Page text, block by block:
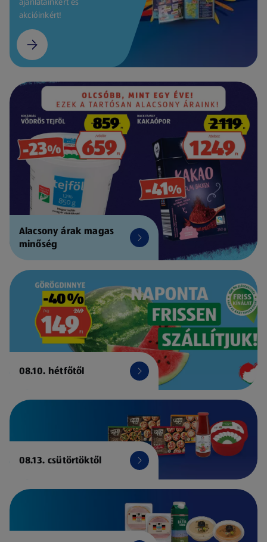
akcióinkért!
Alacsony árak magas
minőség
08.10. hétfőtől
08.13. csütörtöktől